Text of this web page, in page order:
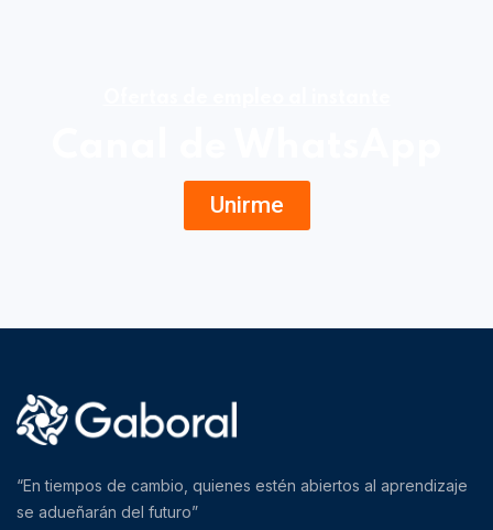
Unirme
“En tiempos de cambio, quienes estén abiertos al aprendizaje
se adueñarán del futuro”